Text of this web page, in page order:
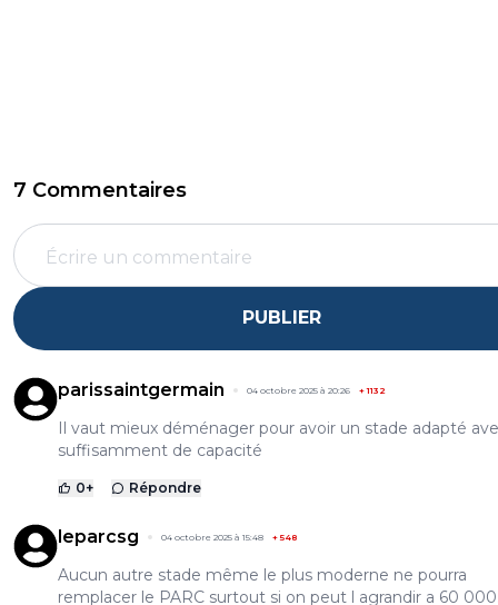
7 Commentaires
PUBLIER
parissaintgermain 04 octobre 2025 à 20:26 +1132
Il vaut mieux déménager pour avoir un stade adapté
suffisamment de capacité
0+ Répondre
leparcsg 04 octobre 2025 à 15:48 + 548
Aucun autre stade même le plus moderne ne pourra
remplacer le PARC surtout si on peut l agrandir a 60